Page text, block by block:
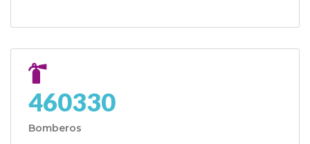
460330
Bomberos